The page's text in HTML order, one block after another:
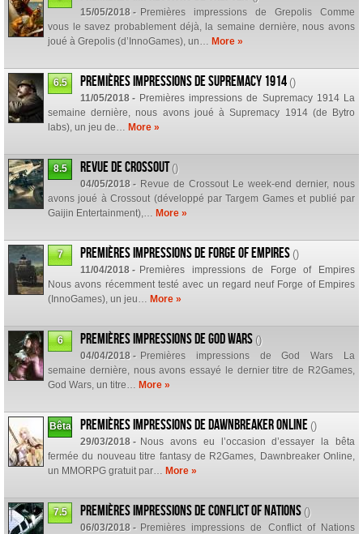
15/05/2018 - Premières impressions de Grepolis Comme
vous le savez probablement déjà, la semaine dernière, nous avons
joué à Grepolis (d’InnoGames), un… More »
6.5 Premières impressions de Supremacy 1914 ()
11/05/2018 - Premières impressions de Supremacy 1914 La
semaine dernière, nous avons joué à Supremacy 1914 (de Bytro
labs), un jeu de… More »
8.5 Revue de Crossout ()
04/05/2018 - Revue de Crossout Le week-end dernier, nous
avons joué à Crossout (développé par Targem Games et publié par
Gaijin Entertainment),… More »
7 Premières impressions de Forge of Empires ()
11/04/2018 - Premières impressions de Forge of Empires
Nous avons récemment testé avec un regard neuf Forge of Empires
(InnoGames), un jeu… More »
6 Premières impressions de God Wars ()
04/04/2018 - Premières impressions de God Wars La
semaine dernière, nous avons essayé le dernier titre de R2Games,
God Wars, un titre… More »
Bêta Premières impressions de Dawnbreaker Online ()
29/03/2018 - Nous avons eu l’occasion d’essayer la bêta
fermée du nouveau titre fantasy de R2Games, Dawnbreaker Online,
un MMORPG gratuit par… More »
7.5 Premières impressions de Conflict of Nations ()
06/03/2018 - Premières impressions de Conflict of Nations